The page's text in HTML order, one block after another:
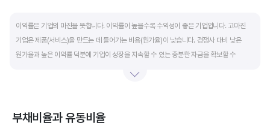
이익률은 기업의 마진을 뜻합니다. 이익률이 높을수록 수익성이 좋은 기업입니다. 고마진
기업은 제품(서비스)을 만드는 데 들어가는 비용(원가율)이 낮습니다. 경쟁사 대비 낮은
원가율과 높은 이익률 덕분에 기업이 성장을 지속할 수 있는 충분한 자금을 확보할 수
높은 이익률을 올리고 있다면, 그 기업은 타사 대비 제품(서비스)의 경쟁력이 높은 것으로
부채비율과 유동비율